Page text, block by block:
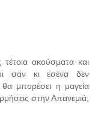
ακούσματα και
σαν κι εσένα δεν
μπορέσει η μαγεία
στην Απανεμιά,